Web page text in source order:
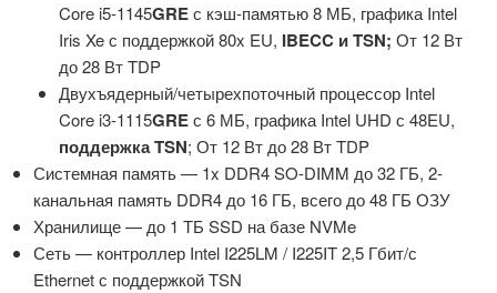
Core i5-1145GREс кэш-памятью 8 МБ, графика Intel
Iris Xe с поддержкой 80x EU, IBECC и TSN; От 12 Вт
до 28 Вт TDP
Двухъядерный/четырехпоточный процессор Intel
Core i3-1115GREс 6 МБ, графика Intel UHD с 48EU,
поддержка TSN; От 12 Вт до 28 Вт TDP
Системная память — 1x DDR4 SO-DIMM до 32 ГБ, 2-
канальная память DDR4 до 16 ГБ, всего до 48 ГБ ОЗУ
Хранилище — до 1 ТБ SSD на базе NVMe
Сеть — контроллер Intel I225LM / I225IT 2,5 Гбит/с
Ethernet с поддержкой TSN